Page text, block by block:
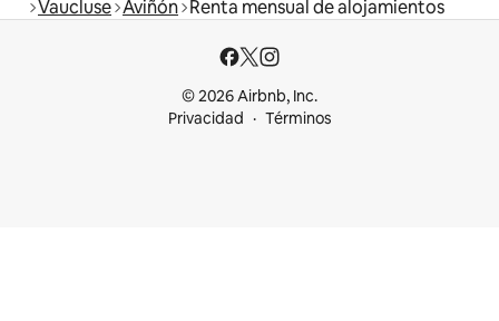
Vaucluse Aviñón Renta mensual de alojamientos
© 2026 Airbnb, Inc.
Privacidad
Términos